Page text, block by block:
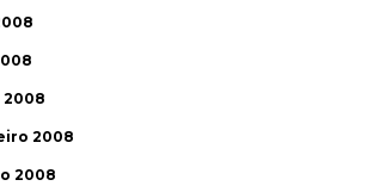
2008
2008
2008